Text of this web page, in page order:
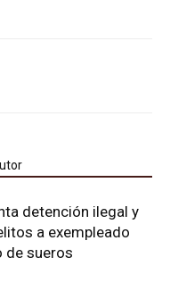
detención ilegal y
a exempleado
de sueros